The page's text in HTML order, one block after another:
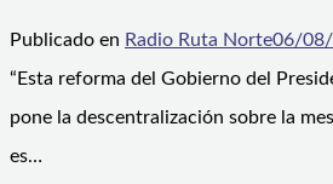
Publicado en Radio Ruta Norte06/
“Esta reforma del Gobierno del
pone la descentralización sobre la
es…